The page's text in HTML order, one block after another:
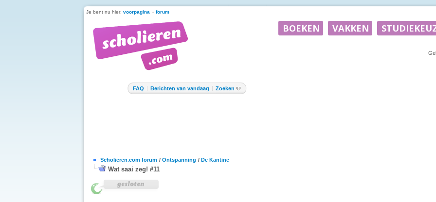
Je bent nu hier: voorpagina » forum
FAQ Berichten van vandaag Zoeken
Scholieren.com forum / Ontspanning / De Kantine
Wat saai zeg! #11